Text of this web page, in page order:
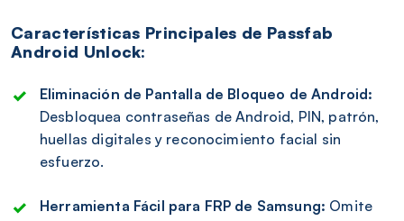
Características Principales de Passfab
Android Unlock:
Eliminación de Pantalla de Bloqueo de Android:
Desbloquea contraseñas de Android, PIN, patrón,
huellas digitales y reconocimiento facial sin
esfuerzo.
Herramienta Fácil para FRP de Samsung: Omite